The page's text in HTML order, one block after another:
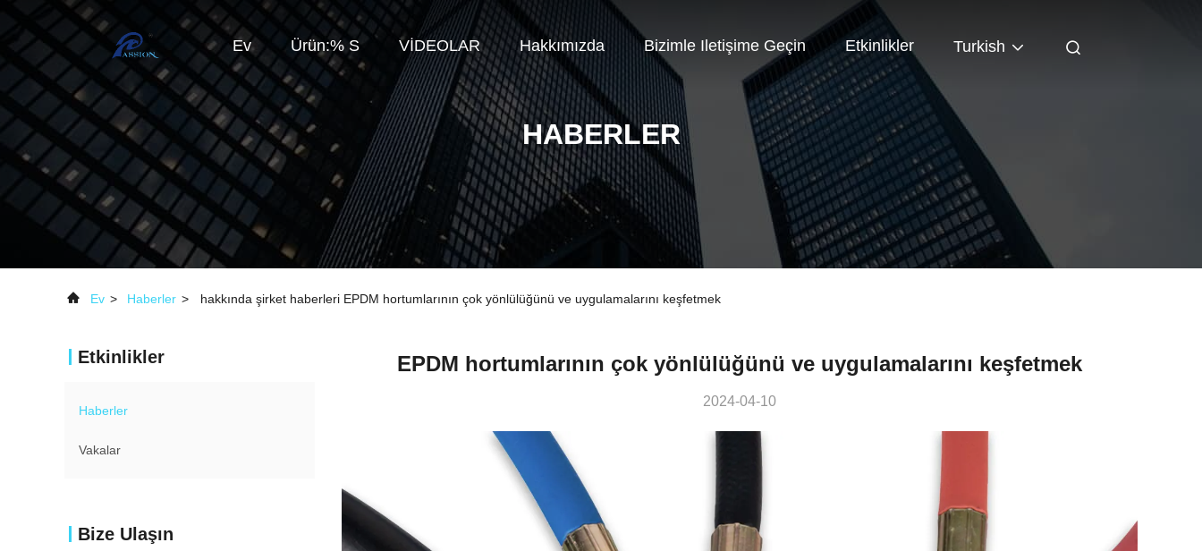
Ev Ürün:% S VİDEOLAR Hakkımızda Bizimle Iletişime Geçin Etkinlikler Turkish
HABERLER
Ev > Haberler > hakkında şirket haberleri EPDM hortumlarının çok yönlülüğünü ve uygulamalarını keşfetmek
Etkinlikler
Haberler
Vakalar
Bize Ulaşın
EPDM hortumlarının çok yönlülüğünü ve uygulamalarını keşfetmek
2024-04-10